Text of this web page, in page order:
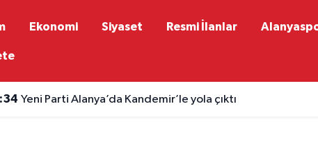
Ekonomi Siyaset Resmi İlanlar
Yeni Parti Alanya’da Kandemir’le yola çıktı